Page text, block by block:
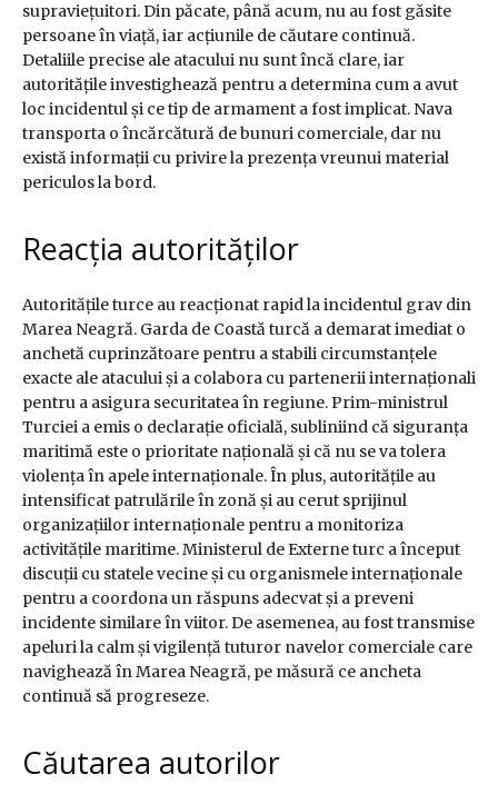
supraviețuitori. Din păcate, până acum, nu au fost găsite
persoane în viață, iar acțiunile de căutare continuă.
Detaliile precise ale atacului nu sunt încă clare, iar
autoritățile investighează pentru a determina cum a avut
loc incidentul și ce tip de armament a fost implicat. Nava
transporta o încărcătură de bunuri comerciale, dar nu
există informații cu privire la prezența vreunui material
periculos la bord.
Reacția autorităților
Autoritățile turce au reacționat rapid la incidentul grav din
Marea Neagră. Garda de Coastă turcă a demarat imediat o
anchetă cuprinzătoare pentru a stabili circumstanțele
exacte ale atacului și a colabora cu partenerii internaționali
pentru a asigura securitatea în regiune. Prim-ministrul
Turciei a emis o declarație oficială, subliniind că siguranța
maritimă este o prioritate națională și că nu se va tolera
violența în apele internaționale. În plus, autoritățile au
intensificat patrulările în zonă și au cerut sprijinul
organizațiilor internaționale pentru a monitoriza
activitățile maritime. Ministerul de Externe turc a început
discuții cu statele vecine și cu organismele internaționale
pentru a coordona un răspuns adecvat și a preveni
incidente similare în viitor. De asemenea, au fost transmise
apeluri la calm și vigilență tuturor navelor comerciale care
navighează în Marea Neagră, pe măsură ce ancheta
continuă să progreseze.
Căutarea autorilor